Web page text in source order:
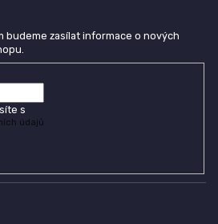
budeme zasílat informace o nových
s
údajů